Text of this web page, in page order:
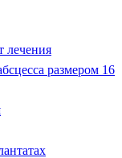
лечения
размером 16